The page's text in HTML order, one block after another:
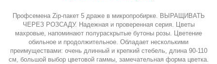
Профсемена Zip-пакет 5 драже в микропробирке. ВЫРАЩИВАТЬ
ЧЕРЕЗ РОЗСАДУ. Надежная и проверенная серия. Цветы
махровые, напоминают полураскрытые бутоны розы. Цветение
обильное и продолжительное. Обладает несколькими
преимуществами: очень длинный и крепкий стебель, длина 90-110
см, большой выбор цветовой гаммы, замечательная форма цветка.